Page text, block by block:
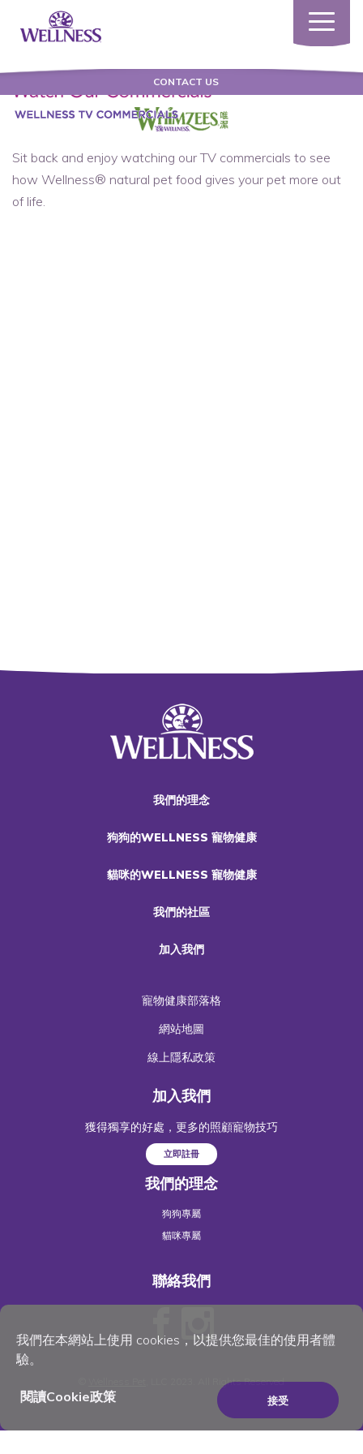
我們在本網站上使用 cookies，以提供您最佳的使用者體
驗。
閱讀Cookie政策 接受
Toggle
CONTACT US
Sit back and enjoy watching our TV commercials to see
how Wellness® natural pet food gives your pet more out
of life.
我們的理念
狗狗的WELLNESS 寵物健康
貓咪的WELLNESS 寵物健康
我們的社區
加入我們
寵物健康部落格
網站地圖
線上隱私政策
加入我們
獲得獨享的好處，更多的照顧寵物技巧
立即註冊
我們的理念
狗狗專屬
貓咪專屬
聯絡我們
, LLC 2023. All Rights Reserved